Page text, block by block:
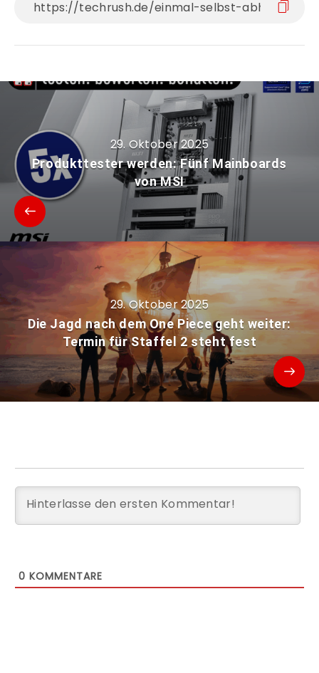
29. Oktober 2025
Produkttester werden: Fünf Mainboards
von MSI
29. Oktober 2025
Die Jagd nach dem One Piece geht weiter:
Termin für Staffel 2 steht fest
0 KOMMENTARE